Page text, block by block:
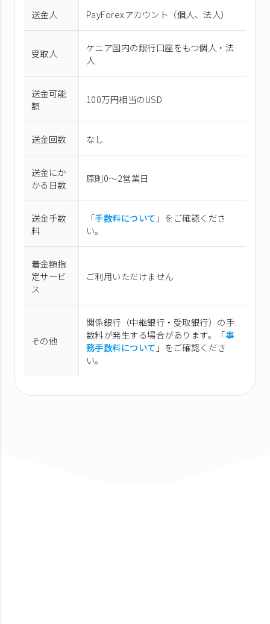
送金人 PayForexアカウント（個⼈、法⼈）
受取人
ケニア国内の銀行口座をもつ個人・法
人
送金可能
額
100万円相当のUSD
送金回数 なし
送金にか
かる日数
原則0〜2営業日
送金手数
料
「手数料について 」をご確認くださ
い。
着金額指
定サービ
ス
ご利用いただけません
その他
関係銀行（中継銀行・受取銀行）の手
数料が発生する場合があります。「事
務手数料について 」をご確認くださ
い。